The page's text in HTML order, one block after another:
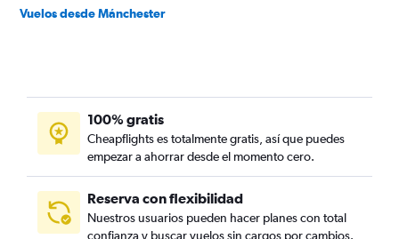
Vuelos desde Mánchester
100% gratis
Cheapflights es totalmente gratis, así que puedes
empezar a ahorrar desde el momento cero.
Reserva con flexibilidad
Nuestros usuarios pueden hacer planes con total
confianza y buscar vuelos sin cargos por cambios.